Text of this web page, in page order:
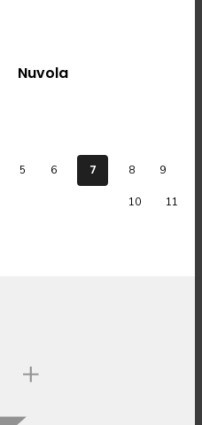
Nuvola
5 6 7 8 9
10 11